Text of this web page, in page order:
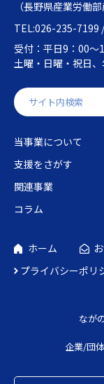
（長野県産業労働
TEL:026-235-7199
受付：平日9：00～
土曜・日曜・祝日
当事業について
支援をさがす
関連事業
コラム
ホーム
プライバシーポリ
なが
企業/団